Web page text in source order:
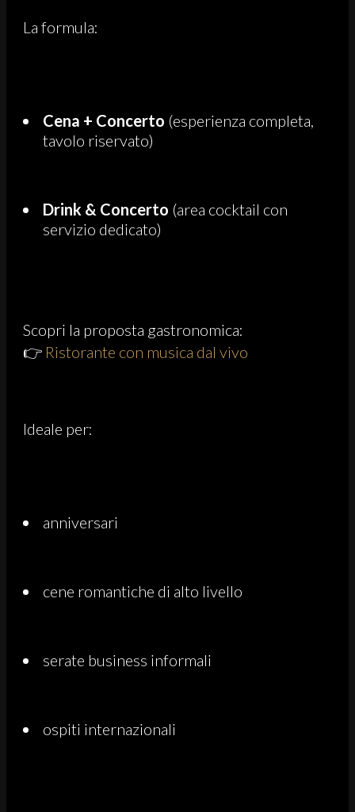
La formula:
Cena + Concerto (esperienza completa,
tavolo riservato)
Drink & Concerto (area cocktail con
servizio dedicato)
Scopri la proposta gastronomica:
👉 Ristorante con musica dal vivo
Ideale per:
anniversari
cene romantiche di alto livello
serate business informali
ospiti internazionali